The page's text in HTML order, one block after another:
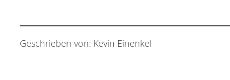
Geschrieben von: Kevin Einenkel